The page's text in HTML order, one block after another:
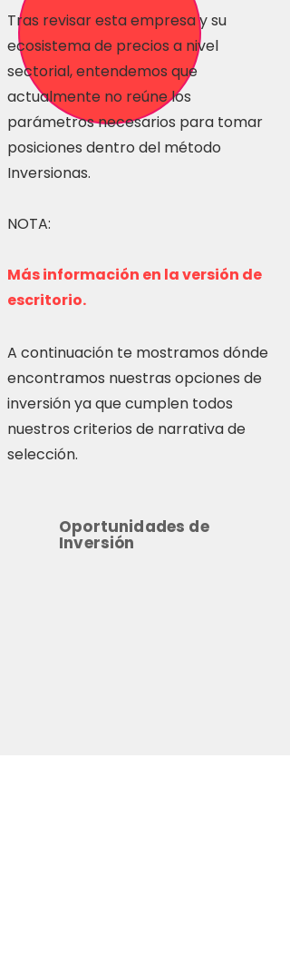
Tras revisar esta empresa y su
ecosistema de precios a nivel
sectorial, entendemos que
actualmente no reúne los
parámetros necesarios para tomar
posiciones dentro del método
Inversionas.
NOTA:
Más información en la versión de
escritorio.
A continuación te mostramos dónde
encontramos nuestras opciones de
inversión ya que cumplen todos
nuestros criterios de narrativa de
selección.
Oportunidades de
Inversión